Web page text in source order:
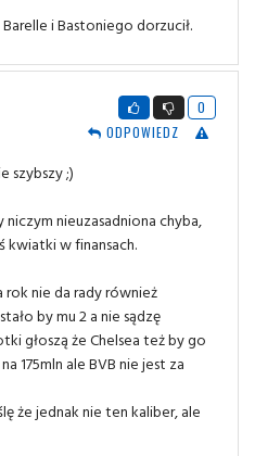
i Bastoniego dorzucił.
0
ODPOWIEDZ
szybszy ;)
niczym nieuzasadniona chyba,
w finansach.
rok nie da rady również
by mu 2 a nie sądzę
głoszą że Chelsea też by go
175mln ale BVB nie jest za
że jednak nie ten kaliber, ale